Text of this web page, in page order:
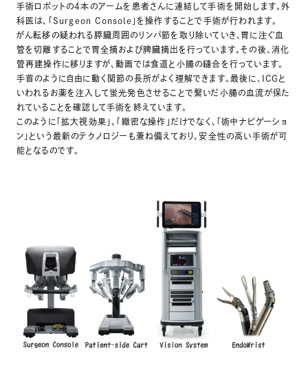
手術ロボットの4本のアームを患者さんに連結して手術を開始します。外
科医は、「Surgeon Console」を操作することで手術が行われます。
がん転移の疑われる膵臓周囲のリンパ節を取り除いていき、胃に注ぐ血
管を切離することで胃全摘および脾臓摘出を行っています。その後、消化
管再建操作に移りますが、動画では食道と小腸の縫合を行っています。
手首のように自由に動く関節の長所がよく理解できます。最後に、ICGと
いわれるお薬を注入して蛍光発色させることで繋いだ小腸の血流が保た
れていることを確認して手術を終えています。
このように「拡大視効果」、「緻密な操作」だけでなく、「術中ナビゲーショ
ン」という最新のテクノロジーも兼ね備えており、安全性の高い手術が可
能となるのです。